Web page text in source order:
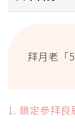
2. 挑選寓意
4. 避免攜帶
拜月老「
1. 鎖定參拜良